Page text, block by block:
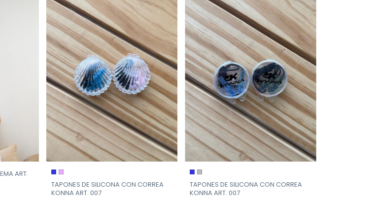
ART.
TAPONES DE SILICONA CON CORREA
KONNA ART. 007
TAPONES DE SILICONA CON CORREA
KONNA ART. 007